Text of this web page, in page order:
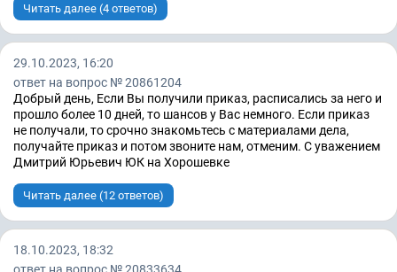
Читать далее (4 ответов)
29.10.2023, 16:20
ответ на вопрос № 20861204
Добрый день, Если Вы получили приказ, расписались за него и
прошло более 10 дней, то шансов у Вас немного. Если приказ
не получали, то срочно знакомьтесь с материалами дела,
получайте приказ и потом звоните нам, отменим. С уважением
Дмитрий Юрьевич ЮК на Хорошевке
Читать далее (12 ответов)
18.10.2023, 18:32